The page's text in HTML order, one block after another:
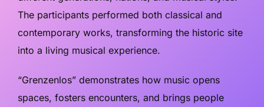
The participants performed both classical and
contemporary works, transforming the historic site
into a living musical experience.
“Grenzenlos” demonstrates how music opens
spaces, fosters encounters, and brings people